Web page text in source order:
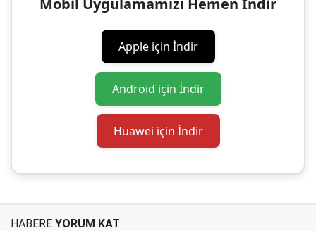
Mobil Uygulamamızı Hemen İndir
Apple için İndir
Android için İndir
Huawei için İndir
HABERE YORUM KAT